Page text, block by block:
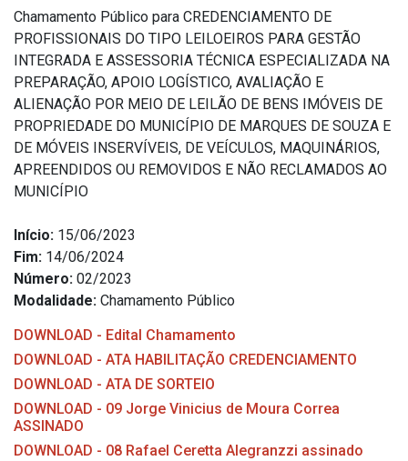
Chamamento Público para CREDENCIAMENTO DE
PROFISSIONAIS DO TIPO LEILOEIROS PARA GESTÃO
INTEGRADA E ASSESSORIA TÉCNICA ESPECIALIZADA NA
PREPARAÇÃO, APOIO LOGÍSTICO, AVALIAÇÃO E
ALIENAÇÃO POR MEIO DE LEILÃO DE BENS IMÓVEIS DE
PROPRIEDADE DO MUNICÍPIO DE MARQUES DE SOUZA E
DE MÓVEIS INSERVÍVEIS, DE VEÍCULOS, MAQUINÁRIOS,
APREENDIDOS OU REMOVIDOS E NÃO RECLAMADOS AO
MUNICÍPIO
Início: 15/06/2023
Fim: 14/06/2024
Número: 02/2023
Modalidade: Chamamento Público
DOWNLOAD - Edital Chamamento
DOWNLOAD - ATA HABILITAÇÃO CREDENCIAMENTO
DOWNLOAD - ATA DE SORTEIO
DOWNLOAD - 09 Jorge Vinicius de Moura Correa
ASSINADO
DOWNLOAD - 08 Rafael Ceretta Alegranzzi assinado